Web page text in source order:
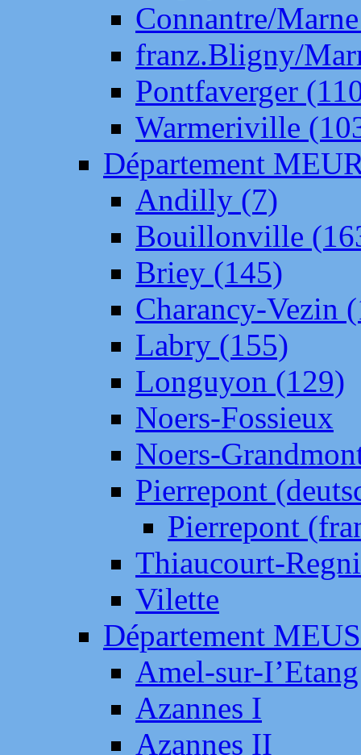
Connantre/
franz.Bligny/
Pontfaverger
Warmeriville
Département
Andilly (7)
Bouillonville
Briey (145)
Charancy-Vezin
Labry (155)
Longuyon (129)
Noers-Fossieux
Noers-
Pierrepont
Pierrepont
Thiaucourt-
Vilette
Département
Amel-sur-
Azannes I
Azannes II